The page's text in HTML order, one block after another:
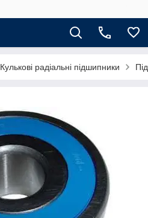
Кулькові радіальні підшипники